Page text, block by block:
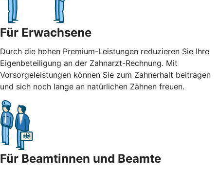
Für Erwachsene
Durch die hohen Premium-Leistungen reduzieren Sie Ihre
Eigenbeteiligung an der Zahnarzt-Rechnung. Mit
Vorsorgeleistungen können Sie zum Zahnerhalt beitragen
und sich noch lange an natürlichen Zähnen freuen.
Für Beamtinnen und Beamte